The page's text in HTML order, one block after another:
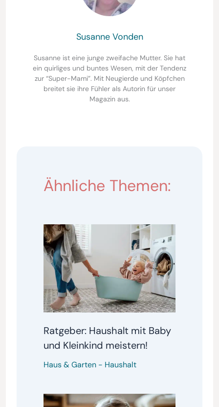
Susanne Vonden
Susanne ist eine junge zweifache Mutter. Sie hat
ein quirliges und buntes Wesen, mit der Tendenz
zur “Super-Mami”. Mit Neugierde und Köpfchen
breitet sie ihre Fühler als Autorin für unser
Magazin aus.
Ähnliche Themen:
Ratgeber: Haushalt mit Baby
und Kleinkind meistern!
Haus & Garten- Haushalt